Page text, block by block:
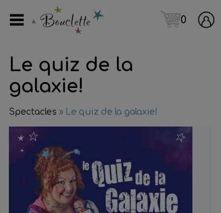
0
Le quiz de la
galaxie!
Spectacles » Le quiz de la galaxie!